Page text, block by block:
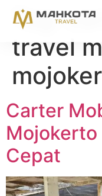
Tag:
travel
Carter
Mojokerto
Cepat